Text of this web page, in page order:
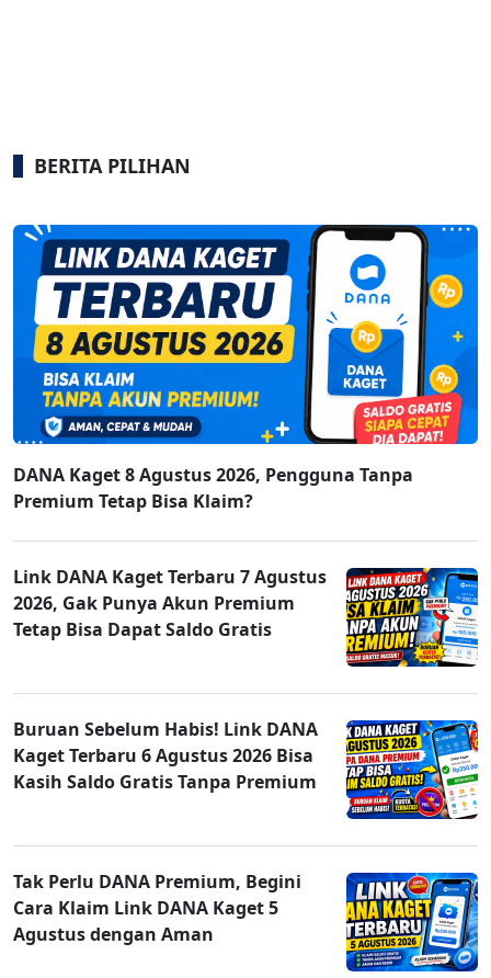
BERITA PILIHAN
DANA Kaget 8 Agustus 2026, Pengguna Tanpa
Premium Tetap Bisa Klaim?
Link DANA Kaget Terbaru 7 Agustus
2026, Gak Punya Akun Premium
Tetap Bisa Dapat Saldo Gratis
Buruan Sebelum Habis! Link DANA
Kaget Terbaru 6 Agustus 2026 Bisa
Kasih Saldo Gratis Tanpa Premium
Tak Perlu DANA Premium, Begini
Cara Klaim Link DANA Kaget 5
Agustus dengan Aman